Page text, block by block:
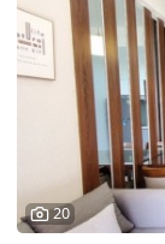
20